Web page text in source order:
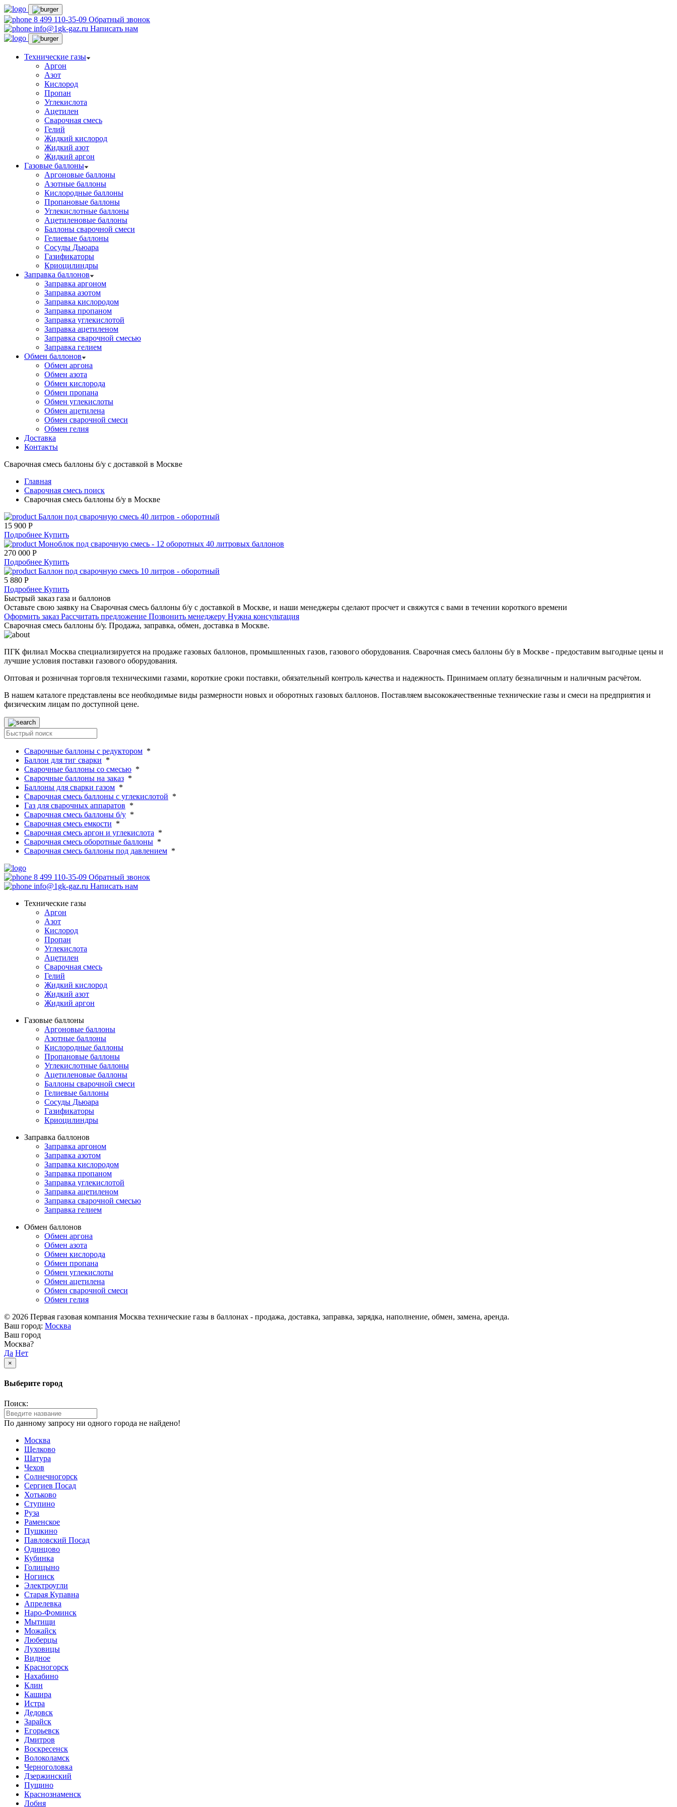
8 499 110-35-09 Обратный звонок
info@1gk-gaz.ru Написать нам
Технические газы
Аргон
Азот
Кислород
Пропан
Углекислота
Ацетилен
Сварочная смесь
Гелий
Жидкий кислород
Жидкий азот
Жидкий аргон
Газовые баллоны
Аргоновые баллоны
Азотные баллоны
Кислородные баллоны
Пропановые баллоны
Углекислотные баллоны
Ацетиленовые баллоны
Баллоны сварочной смеси
Гелиевые баллоны
Сосуды Дьюара
Газификаторы
Криоцилиндры
Заправка баллонов
Заправка аргоном
Заправка азотом
Заправка кислородом
Заправка пропаном
Заправка углекислотой
Заправка ацетиленом
Заправка сварочной смесью
Заправка гелием
Обмен баллонов
Обмен аргона
Обмен азота
Обмен кислорода
Обмен пропана
Обмен углекислоты
Обмен ацетилена
Обмен сварочной смеси
Обмен гелия
Доставка
Контакты
Сварочная смесь баллоны б/у с доставкой в Москве
Главная
Сварочная смесь поиск
Сварочная смесь баллоны б/у в Москве
Баллон под сварочную смесь 40 литров - оборотный
15 900 Р
Подробнее Купить
Моноблок под сварочную смесь - 12 оборотных 40 литровых баллонов
270 000 Р
Подробнее Купить
Баллон под сварочную смесь 10 литров - оборотный
5 880 Р
Подробнее Купить
Быстрый заказ газа и баллонов
Оставьте свою заявку на Сварочная смесь баллоны б/у с доставкой в Москве, и наши менеджеры сделают просчет и свяжутся с вами в течении короткого времени
Оформить заказ Рассчитать предложение Позвонить менеджеру Нужна консультация
Сварочная смесь баллоны б/у. Продажа, заправка, обмен, доставка в Москве.
ПГК филиал Москва специализируется на продаже газовых баллонов, промышленных газов, газового оборудования. Сварочная смесь баллоны б/у в Москве - предоставим выгодные цены и
лучшие условия поставки газового оборудования.
Оптовая и розничная торговля техническими газами, короткие сроки поставки, обязательный контроль качества и надежность. Принимаем оплату безналичным и наличным расчётом.
В нашем каталоге представлены все необходимые виды размерности новых и оборотных газовых баллонов. Поставляем высококачественные технические газы и смеси на предприятия и
физическим лицам по доступной цене.
Сварочные баллоны с редуктором *
Баллон для тиг сварки *
Сварочные баллоны со смесью *
Сварочные баллоны на заказ *
Баллоны для сварки газом *
Сварочная смесь баллоны с углекислотой *
Газ для сварочных аппаратов *
Сварочная смесь баллоны б/у *
Сварочная смесь емкости *
Сварочная смесь аргон и углекислота *
Сварочная смесь оборотные баллоны *
Сварочная смесь баллоны под давлением *
8 499 110-35-09 Обратный звонок
info@1gk-gaz.ru Написать нам
Технические газы
Аргон
Азот
Кислород
Пропан
Углекислота
Ацетилен
Сварочная смесь
Гелий
Жидкий кислород
Жидкий азот
Жидкий аргон
Газовые баллоны
Аргоновые баллоны
Азотные баллоны
Кислородные баллоны
Пропановые баллоны
Углекислотные баллоны
Ацетиленовые баллоны
Баллоны сварочной смеси
Гелиевые баллоны
Сосуды Дьюара
Газификаторы
Криоцилиндры
Заправка баллонов
Заправка аргоном
Заправка азотом
Заправка кислородом
Заправка пропаном
Заправка углекислотой
Заправка ацетиленом
Заправка сварочной смесью
Заправка гелием
Обмен баллонов
Обмен аргона
Обмен азота
Обмен кислорода
Обмен пропана
Обмен углекислоты
Обмен ацетилена
Обмен сварочной смеси
Обмен гелия
© 2026 Первая газовая компания Москва технические газы в баллонах - продажа, доставка, заправка, зарядка, наполнение, обмен, замена, аренда.
Ваш город: Москва
Ваш город
Москва?
Да Нет
×
Выберите город
Поиск:
По данному запросу ни одного города не найдено!
Москва
Щелково
Шатура
Чехов
Солнечногорск
Сергиев Посад
Хотьково
Ступино
Руза
Раменское
Пушкино
Павловский Посад
Одинцово
Кубинка
Голицыно
Ногинск
Электроугли
Старая Купавна
Апрелевка
Наро-Фоминск
Мытищи
Можайск
Люберцы
Луховицы
Видное
Красногорск
Нахабино
Клин
Кашира
Истра
Дедовск
Зарайск
Егорьевск
Дмитров
Воскресенск
Волоколамск
Черноголовка
Дзержинский
Пущино
Краснознаменск
Лобня